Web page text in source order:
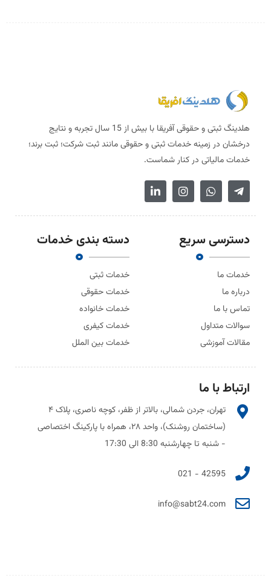
هلدینگ ثبتی و حقوقی آفریقا با بیش از 15 سال تجربه و نتایج
درخشان در زمینه خدمات ثبتی و حقوقی مانند ثبت شرکت؛ ثبت برند؛
خدمات مالیاتی در کنار شماست.
دسترسی سریع
خدمات ما
درباره ما
تماس با ما
سوالات متداول
مقالات آموزشی
دسته بندی خدمات
خدمات ثبتی
خدمات حقوقی
خدمات خانواده
خدمات کیفری
خدمات بین الملل
ارتباط با ما
تهران، جردن شمالی، بالاتر از ظفر، کوچه ناصری، پلاک ۴
(ساختمان روشنک)، واحد ۲۸، همراه با پارکینگ اختصاصی
- شنبه تا چهارشنبه 8:30 الی 17:30
42595 - 021
info@sabt24.com